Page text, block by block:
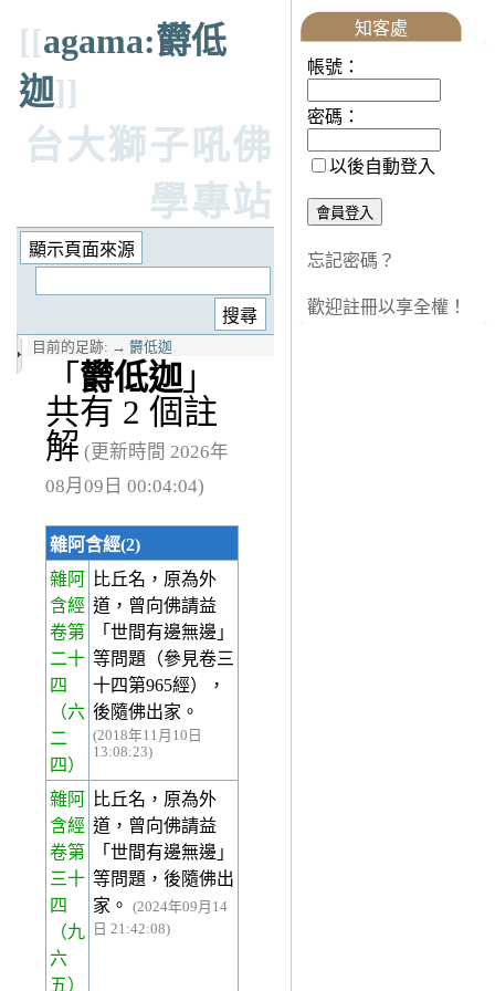
[[agama:欝低
迦]]
台大獅子吼佛
學專站
目前的足跡: → 欝低迦
「 欝低迦 」
共有 2 個註
解 (更新時間 2026年
08月09日 00:04:04)
雜阿含經(2)
雜阿
含經
卷第
二十
四
（六
二
四）
比丘名，原為外
道，曾向佛請益
「世間有邊無邊」
等問題（參見卷三
十四第965經），
後隨佛出家。
(2018年11月10日
13:08:23)
雜阿
含經
卷第
三十
四
（九
六
五）
比丘名，原為外
道，曾向佛請益
「世間有邊無邊」
等問題，後隨佛出
家。
(2024年09月14
日 21:42:08)
知客處
帳號：
密碼：
以後自動登入
忘記密碼？
歡迎註冊以享全權！